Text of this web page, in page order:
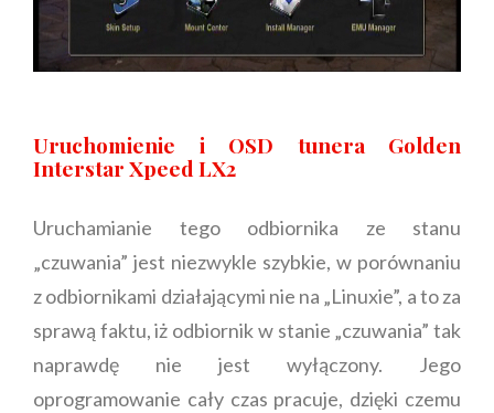
Uruchomienie i OSD tunera Golden
Interstar Xpeed LX2
Uruchamianie tego odbiornika ze stanu
„czuwania” jest niezwykle szybkie, w porównaniu
z odbiornikami działającymi nie na „Linuxie”, a to za
sprawą faktu, iż odbiornik w stanie „czuwania” tak
naprawdę nie jest wyłączony. Jego
oprogramowanie cały czas pracuje, dzięki czemu